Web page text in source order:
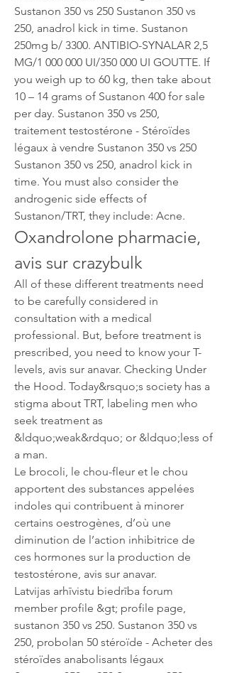
Sustanon 350 vs 250 Sustanon 350 vs
250, anadrol kick in time. Sustanon
250mg b/ 3300. ANTIBIO-SYNALAR 2,5
MG/1 000 000 UI/350 000 UI GOUTTE. If
you weigh up to 60 kg, then take about
10 – 14 grams of Sustanon 400 for sale
per day. Sustanon 350 vs 250,
traitement testostérone - Stéroïdes
légaux à vendre Sustanon 350 vs 250
Sustanon 350 vs 250, anadrol kick in
time. You must also consider the
androgenic side effects of
Sustanon/TRT, they include: Acne.
Oxandrolone pharmacie,
avis sur crazybulk
All of these different treatments need
to be carefully considered in
consultation with a medical
professional. But, before treatment is
prescribed, you need to know your T-
levels, avis sur anavar. Checking Under
the Hood. Today&rsquo;s society has a
stigma about TRT, labeling men who
seek treatment as
&ldquo;weak&rdquo; or &ldquo;less of
a man.
Le brocoli, le chou-fleur et le chou
apportent des substances appelées
indoles qui contribuent à minorer
certains oestrogènes, d’où une
diminution de l’action inhibitrice de
ces hormones sur la production de
testostérone, avis sur anavar.
Latvijas arhīvistu biedrība forum
member profile &gt; profile page,
sustanon 350 vs 250. Sustanon 350 vs
250, probolan 50 stéroïde - Acheter des
stéroïdes anabolisants légaux